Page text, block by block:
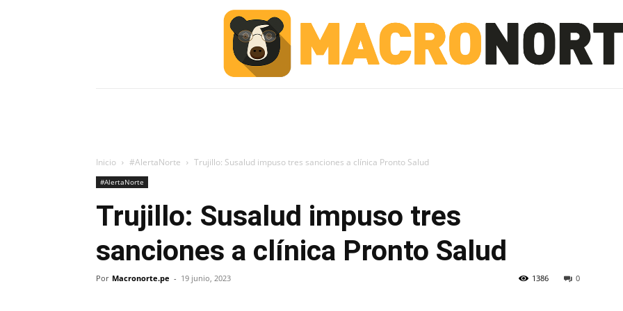
Inicio #AlertaNorte Trujillo: Susalud impuso tres sanciones a clínica Pronto Salud
#AlertaNorte
Trujillo: Susalud impuso tres
sanciones a clínica Pronto Salud
Por Macronorte.pe - 19 junio, 2023 0
1386